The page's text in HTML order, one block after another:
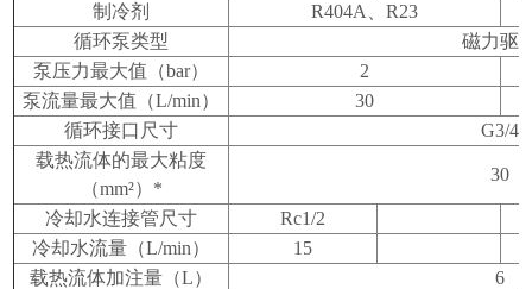
制冷剂
R404A 、R23
循环泵类型
磁力驱
泵压力最大值（bar）
2
泵流量最大值（L/min）
30
循环接口尺寸
G3/4
载热流体的最大粘度
（mm²） *
30
冷却水连接管尺寸
Rc1/2
冷却水流量（L/min）
15
载热流体加注量（L）
6